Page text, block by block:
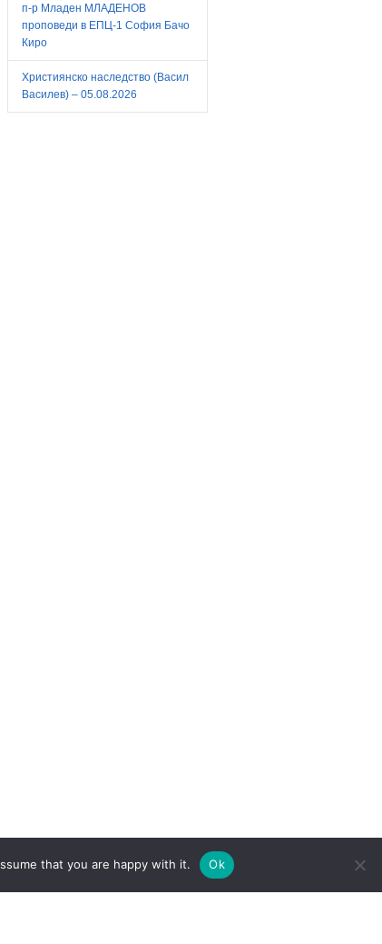
п-р Младен МЛАДЕНОВ
проповеди в ЕПЦ-1 София Бачо
Киро
Християнско наследство (Васил
Василев) – 05.08.2026
that you are happy with it. Ok